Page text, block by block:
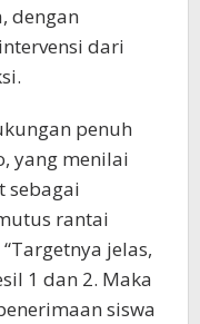
dengan
dari
penuh
yang menilai
sebagai
rantai
jelas,
1 dan 2. Maka
siswa